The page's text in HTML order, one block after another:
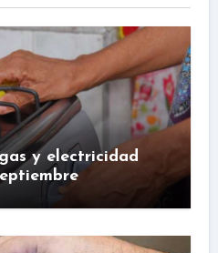
y electricidad